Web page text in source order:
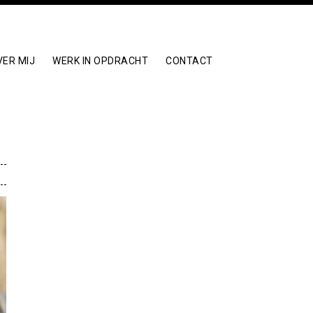
MIJ WERK IN OPDRACHT CONTACT